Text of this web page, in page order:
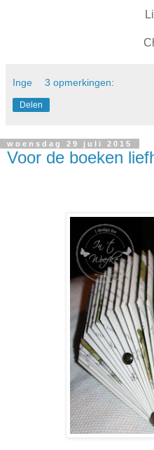
Inge 3 opmerkingen:
Delen
woensdag 29 juli 2015
Voor de boeken